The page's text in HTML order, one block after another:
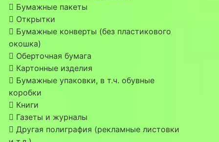
 Бумажные пакеты
 Открытки
 Бумажные конверты (без пластикового
окошка)
 Оберточная бумага
 Картонные изделия
 Бумажные упаковки, в т.ч. обувные
коробки
 Книги
 Газеты и журналы
 Другая полиграфия (рекламные листовки